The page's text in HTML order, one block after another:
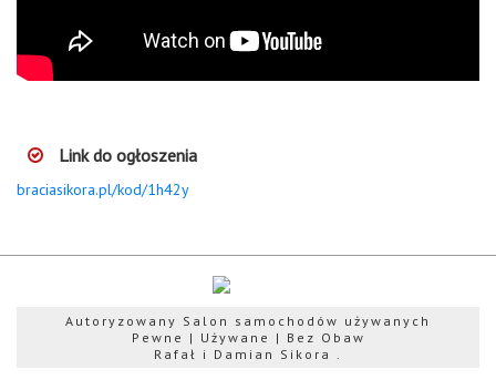
Link do ogłoszenia
braciasikora.pl/kod/1h42y
Autoryzowany Salon samochodów używanych
Pewne | Używane | Bez Obaw
Rafał i Damian Sikora .